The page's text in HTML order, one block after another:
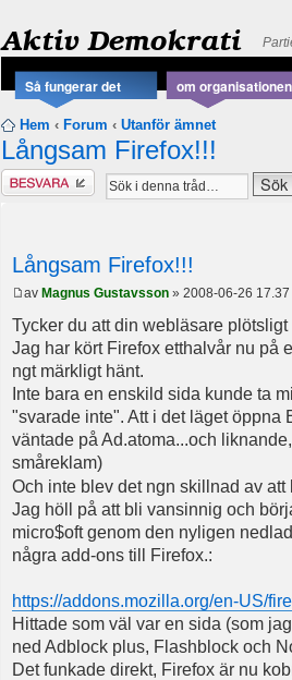
Aktiv Demokrati
Så fungerar det om organisationen
Hem ‹ Forum ‹ Utanför ämnet
Långsam Firefox!!!
Besvara
Långsam Firefox!!!
av Magnus Gustavsson » 2008-06-26 17.37
Tycker du att din webläsare
Jag har kört Firefox etthalvår nu på
ngt märkligt hänt.
Inte bara en enskild sida kunde ta
"svarade inte". Att i det läget öppna
väntade på Ad.atoma...och
småreklam)
Och inte blev det ngn skillnad av
Jag höll på att bli vansinnig och
micro$oft genom den nyligen
några add-ons till Firefox.:
https://addons.mozilla.org/en-US/
Hittade som väl var en sida (som
ned Adblock plus, Flashblock och
Det funkade direkt, Firefox är nu